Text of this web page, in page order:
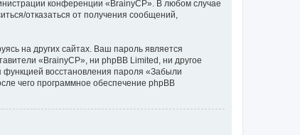
конференции «BrainyCP». В любом случае
отказаться от получения сообщений,
на других сайтах. Ваш пароль является
«BrainyCP», ни phpBB Limited, ни другое
функцией восстановления пароля «Забыли
чего программное обеспечение phpBB